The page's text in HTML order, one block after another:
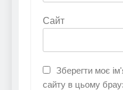
Сайт
Зберегти моє
сайту в цьому